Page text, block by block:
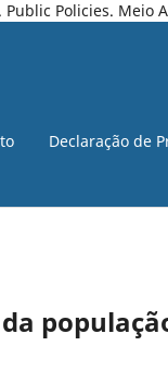
Policies. Meio
Declaração de